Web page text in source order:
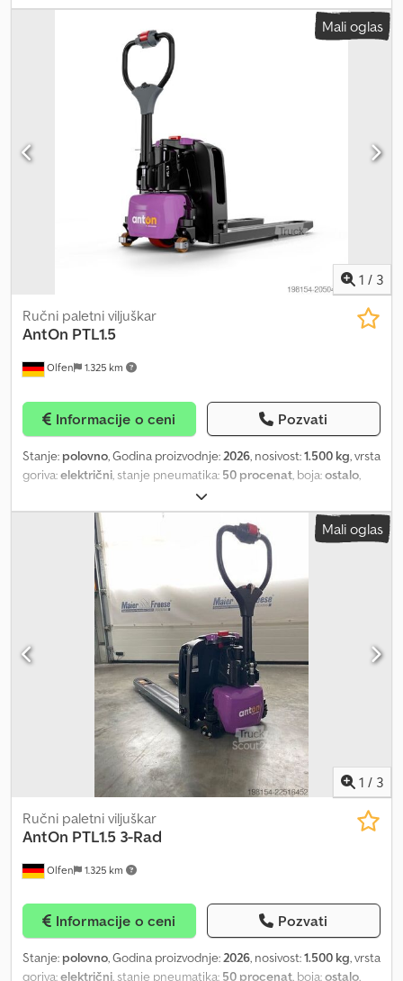
prolazi servis i čisti se. Po želji, mašina može biti lakirana uz
doplatu. Pored ovog modela, na našem lageru u Meschede-Calle
imamo još oko 250 viljuškara svih težinskih klasa. Posetite našu
internet stranicu: Leasing i finansiranje pod povoljnim uslovima su
kod nas uvek moguće. Rado otkupljujemo i vaše polovno vozilo,
čak i ako kod nas ne kupite drugo vozilo. Naša majstorska
radionica za viljuškare specijalizovana je za popravku, servis,
sanaciju i generalno renoviranje vašeg „starog“ viljuškara. Sa
zadovoljstvom možemo izložiti i vaše vozilo kod nas za prodaju.
Dkodpfx Afeznnt So Ujr
Mali oglas
1 / 3
Olfen 1.325 km
Ručni paletni viljuškar
AntOn PTL1.5
Informacije o ceni Pozvati
Stanje: polovno, Godina proizvodnje: 2026, nosivost:1.500 kg, vrsta
goriva:električni , stanje pneumatika: 50 procenat , boja:ostalo
Mali oglas
1 / 3
Olfen 1.325 km
Ručni paletni viljuškar
AntOn PTL1.5 3-Rad
Informacije o ceni Pozvati
Stanje: polovno, Godina proizvodnje:2026, nosivost:1.500 kg, vrsta
goriva:električni, stanje pneumatika: 50 procenat, boja:ostalo,